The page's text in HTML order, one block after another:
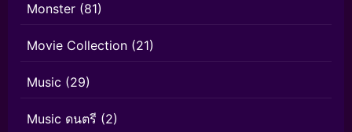
Monster (81)
Movie Collection (21)
Music (29)
Music ดนตรี (2)